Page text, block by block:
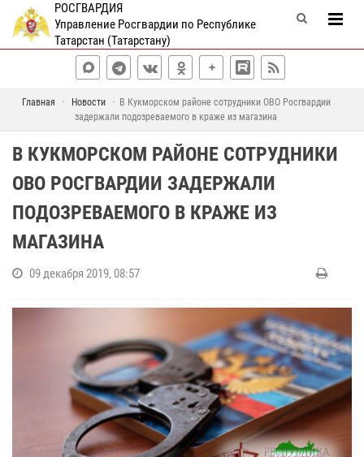
РОСГВАРДИЯ
Управление Росгвардии по Республике
Татарстан (Татарстану)
Главная Новости
В Кукморском районе сотрудники ОВО Росгвардии
задержали подозреваемого в краже из магазина
В КУКМОРСКОМ РАЙОНЕ СОТРУДНИКИ
ОВО РОСГВАРДИИ ЗАДЕРЖАЛИ
ПОДОЗРЕВАЕМОГО В КРАЖЕ ИЗ
МАГАЗИНА
09 декабря 2019, 08:57